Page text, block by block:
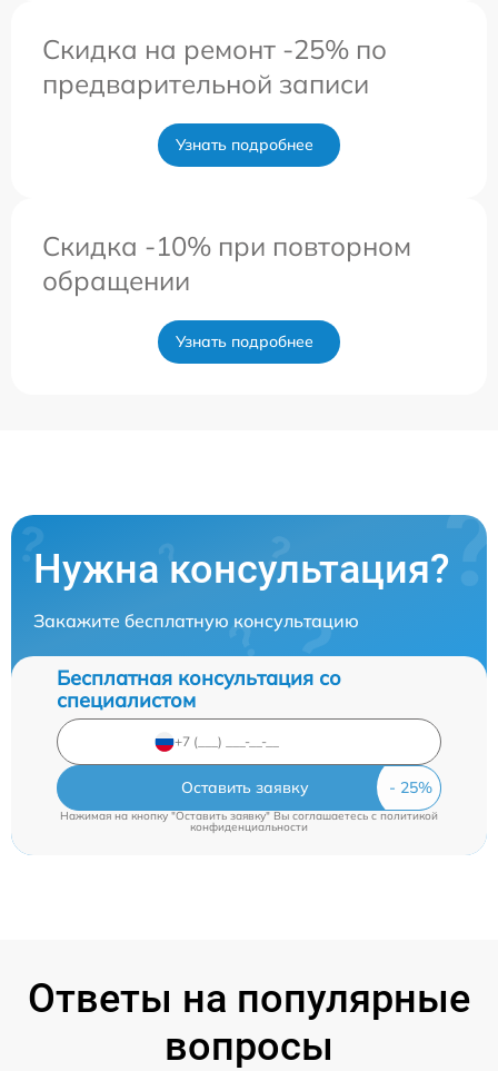
Скидка на ремонт -25% по
предварительной записи
Узнать подробнее
Скидка -10% при повторном
обращении
Узнать подробнее
Нужна консультация?
Закажите бесплатную консультацию
Бесплатная консультация со
специалистом
Оставить заявку
Нажимая на кнопку "Оставить заявку" Вы соглашаетесь cполитикой
конфиденциальности
Ответы на популярные
вопросы